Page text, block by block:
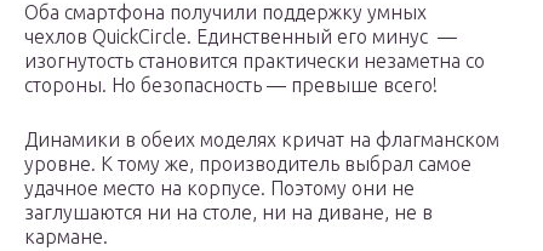
Оба смартфона получили поддержку умных
чехлов QuickCircle. Единственный его минус —
изогнутость становится практически незаметна со
стороны. Но безопасность — превыше всего!
Динамики в обеих моделях кричат на флагманском
уровне. К тому же, производитель выбрал самое
удачное место на корпусе. Поэтому они не
заглушаются ни на столе, ни на диване, не в
кармане.